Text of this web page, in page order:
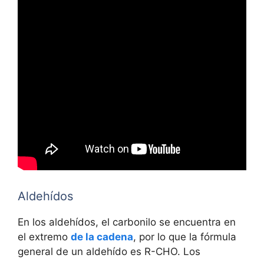
Aldehídos
En los aldehídos, el carbonilo se encuentra en
el extremo de la cadena, por lo que la fórmula
general de un aldehído es R-CHO. Los